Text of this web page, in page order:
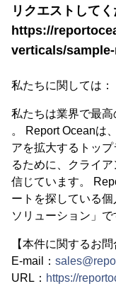
リクエストして
https://
verticals/
私たちに関しては：
私たちは業界で最
。 Report Oceanは
アを拡大するトッ
るために、クライ
信じています。
ートを探している
ソリューション」で
【本件に関するお問
E-mail：
URL： https://